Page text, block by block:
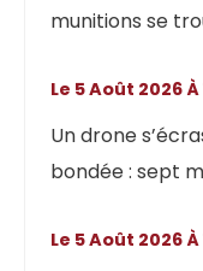
munitions se
Un drone
bondée : sept
Le 5 Août 2026
Le 5 Août 2026